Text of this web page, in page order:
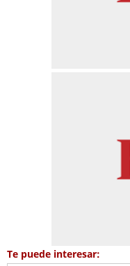
Te puede interesar: